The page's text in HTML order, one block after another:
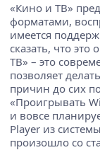
«Кино и ТВ»
форматами,
имеется
сказать, что
ТВ» – это
позволяет
причин до сих
«Проигрывать
и вовсе
Player из
произошло со